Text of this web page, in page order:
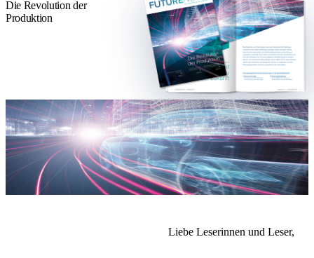
Die Revolution der
Produktion
Liebe Leserinnen und Leser,